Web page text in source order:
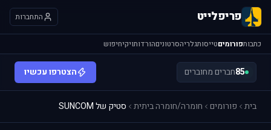
פריפלייט התחברות
כתבותפורומיםטייסותגלריהסרטוניםהורדותויקיחיפוש
85חברים מחוברים הצטרפו עכשיו
בית פורומים חומרה/חומרה ביתית סטיק של SUNCOM